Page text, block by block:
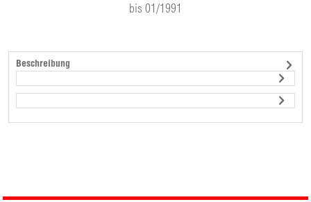
bis 01/1991
Beschreibung